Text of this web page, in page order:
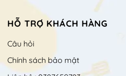
HỖ TRỢ KHÁCH HÀNG
Câu hỏi
Chính sách bảo mật